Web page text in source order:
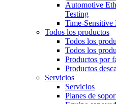
Automotive
Testing
Time-
Todos los productos
Todos los
Todos los
Productos por
Productos
Servicios
Servicios
Planes de